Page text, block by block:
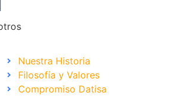
Nuestra Historia
Filosofía y Valores
Compromiso Datisa